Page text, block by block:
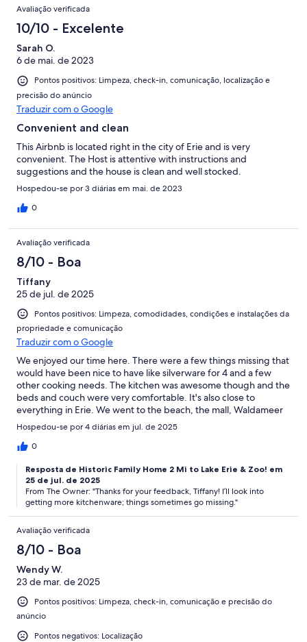
Avaliação verificada
10/10 - Excelente
Sarah O.
6 de mai. de 2023
Pontos positivos: Limpeza, check-in, comunicação, localização e
precisão do anúncio
Traduzir com o Google
Convenient and clean
This Airbnb is located right in the city of Erie and is very
convenient. The Host is attentive with instructions and
suggestions and the house is clean and well stocked.
Hospedou-se por 3 diárias em mai. de 2023
0
Avaliação verificada
8/10 - Boa
Tiffany
25 de jul. de 2025
Pontos positivos: Limpeza, comodidades, condições e instalações da
propriedade e comunicação
Traduzir com o Google
We enjoyed our time here. There were a few things missing that
would have been nice to have like silverware for 4 and a few
other cooking needs. The kitchen was awesome though and the
beds and couch were very comfortable. It's also close to
everything in Erie. We went to the beach, the mall, Waldameer
and a Seawolves game. All were within a 10 minute drive.
Definitely recommend if visiting Erie.
Hospedou-se por 4 diárias em jul. de 2025
0
Resposta de Historic Family Home 2 Mi to Lake Erie & Zoo! em
25 de jul. de 2025
From The Owner: "Thanks for your feedback, Tiffany! I’ll look into
getting more kitchenware; things sometimes go missing."
Avaliação verificada
8/10 - Boa
Wendy W.
23 de mar. de 2025
Pontos positivos: Limpeza, check-in, comunicação e precisão do
anúncio
Pontos negativos: Localização